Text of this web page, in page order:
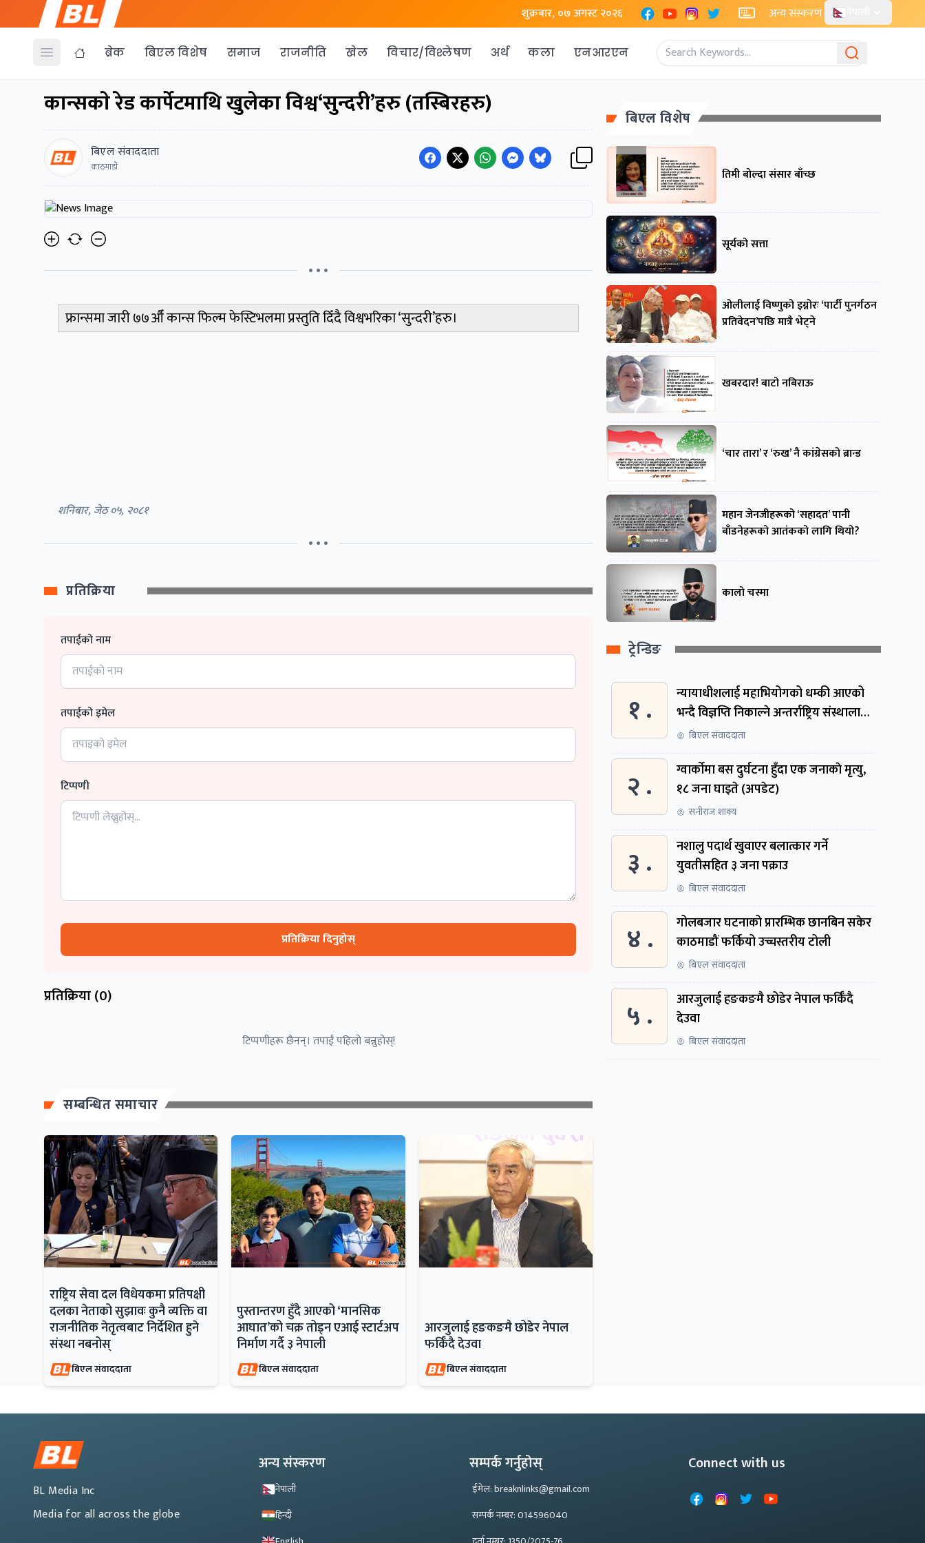
शुक्रबार, ०७ अगस्ट २०२६ FacebookYouTubeInstagram
X अन्य संस्करण
Open menu ब्रेक बिएल विशेष समाज राजनीति खेल विचार/विश्लेषण अर्थ कला एनआरएन
कान्सकाे रेड कार्पेटमाथि खुलेका विश्व‘सुन्दरी’हरु (तस्बिरहरु)
बिएल संवाददाता
काठमाडाैं
• • •
फ्रान्समा जारी ७७औँ कान्स फिल्म फेस्टिभलमा प्रस्तुति दिँदै विश्वभरिका ‘सुन्दरी’हरु।
शनिबार, जेठ ०५, २०८१
• • •
प्रतिक्रिया
तपाईको नाम
तपाईको इमेल
टिप्पणी
प्रतिक्रिया दिनुहोस्
प्रतिक्रिया (0)
टिप्पणीहरू छैनन्। तपाईं पहिलो बन्नुहोस्!
सम्बन्धित समाचार
राष्ट्रिय सेवा दल विधेयकमा प्रतिपक्षी
दलका नेताको सुझावः कुनै व्यक्ति वा
राजनीतिक नेतृत्वबाट निर्देशित हुने
संस्था नबनोस्
बिएल संवाददाता
पुस्तान्तरण हुँदै आएको ‘मानसिक
आघात’को चक्र तोड्न एआई स्टार्टअप
निर्माण गर्दै ३ नेपाली
बिएल संवाददाता
आरजुलाई हङकङमै छोडेर नेपाल
फर्किँदै देउवा
बिएल संवाददाता
बिएल विशेष
तिमी बोल्दा संसार बाँच्छ
सूर्यको सत्ता
ओलीलाई विष्णुको इग्नोरः ‘पार्टी पुनर्गठन
प्रतिवेदन’पछि मात्रै भेट्ने
खबरदार! बाटो नबिराऊ
‘चार तारा’ र ‘रुख’ नै कांग्रेसको ब्रान्ड
महान जेनजीहरूको ‘सहादत’ पानी
बाँडनेहरूको आतंकको लागि थियो?
कालो चस्मा
ट्रेन्डिङ
१ .
न्यायाधीशलाई महाभियोगको धम्की आएको
भन्दै विज्ञप्ति निकाल्ने अन्तर्राष्ट्रिय संस्थालाई
संसदीय समितिमा बोलाइयो
बिएल संवाददाता
२ .
ग्वार्काेमा बस दुर्घटना हुँदा एक जनाकाे मृत्यु,
१८ जना घाइते (अपडेट)
सनीराज शाक्य
३ .
नशालु पदार्थ खुवाएर बलात्कार गर्ने
युवतीसहित ३ जना पक्राउ
बिएल संवाददाता
४ .
गोलबजार घटनाको प्रारम्भिक छानबिन सकेर
काठमाडौं फर्कियो उच्चस्तरीय टोली
बिएल संवाददाता
५ .
आरजुलाई हङकङमै छोडेर नेपाल फर्किँदै
देउवा
बिएल संवाददाता
BL Media Inc
Media for all across the globe
अन्य संस्करण
नेपाली
हिन्दी
सम्पर्क गर्नुहोस्
ईमेल: breaknlinks@gmail.com
सम्पर्क नम्बर: 014596040
Connect with us
FacebookInstagram
X YouTube